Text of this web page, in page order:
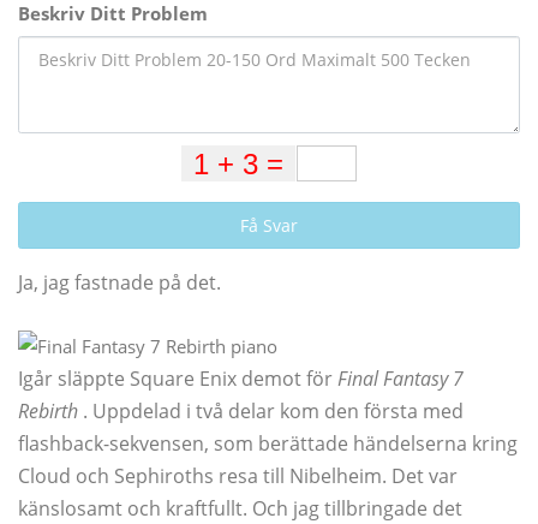
Beskriv Ditt Problem
Få Svar
Ja, jag fastnade på det.
Igår släppte Square Enix demot förFinal Fantasy 7
Rebirth . Uppdelad i två delar kom den första med
flashback-sekvensen, som berättade händelserna kring
Cloud och Sephiroths resa till Nibelheim. Det var
känslosamt och kraftfullt. Och jag tillbringade det